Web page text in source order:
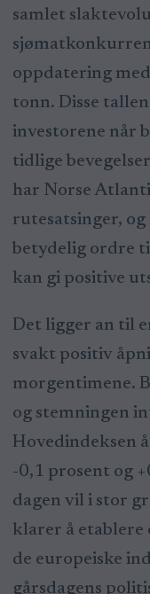
samlet
oppdatering
tonn. Disse
investorene når
tidlige
har Norse
rutesatsinger,
betydelig ordre
kan gi positive
Det ligger an til
svakt positiv
morgentimene.
og stemningen
Hovedindeksen
-0,1 prosent og
dagen vil i stor
klarer å etablere
de europeiske
gårsdagens